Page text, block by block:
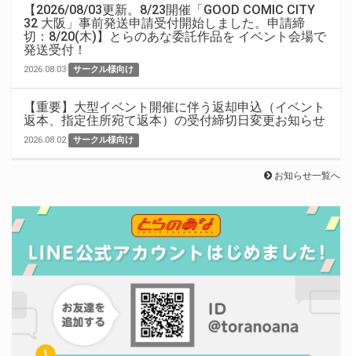
【2026/08/03更新。8/23開催「GOOD COMIC CITY
32 大阪」事前発送申請受付開始しました。申請締
切：8/20(木)】とらのあな委託作品を イベント会場で
発送受付！
2026.08.03 サークル様向け
【重要】大型イベント開催に伴う返却申込（イベント
返本、指定住所宛て返本）の受付締切日変更お知らせ
2026.08.02 サークル様向け
お知らせ一覧へ